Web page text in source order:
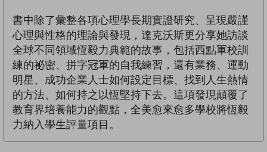
書中除了彙整各項心理學長期實證研究、呈現嚴謹
心理與性格的理論與發現，達克沃斯更分享她訪談
全球不同領域恆毅力典範的故事，包括西點軍校訓
練的祕密、拼字冠軍的自我練習，還有業務、運動
明星、成功企業人士如何設定目標、找到人生熱情
的方法、如何持之以恆堅持下去。這項發現顛覆了
教育界培養能力的觀點，全美愈來愈多學校將恆毅
力納入學生評量項目。